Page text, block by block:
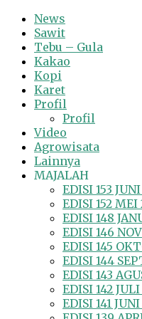
News
Sawit
Tebu – Gula
Kakao
Kopi
Karet
Profil
Profil
Video
Agrowisata
Lainnya
MAJALAH
EDISI 153
EDISI 152 MEI
EDISI 148
EDISI 146
EDISI 145
EDISI 144
EDISI 143
EDISI 142
EDISI 141